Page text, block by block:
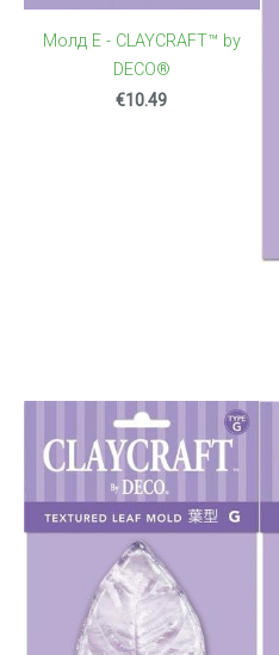
Молд Е - CLAYCRAFT™ by
DECO®
€10.49